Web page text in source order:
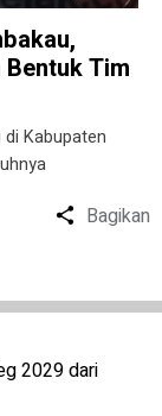
2029 dari
Tim
Kabupaten
Bagikan